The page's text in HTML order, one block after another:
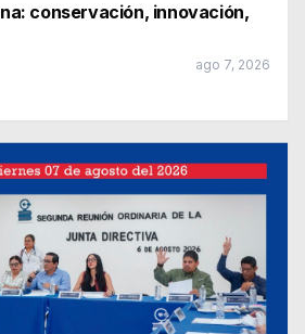
conservación, innovación,
ago 7, 2026